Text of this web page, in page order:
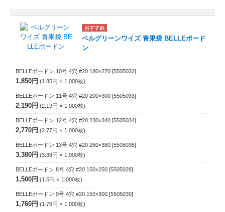
ベルグリーンワイズ 青果袋 BELLEボード
ン
BELLEボードン 10号 4穴 #20 180×270 [5505032]
1,850円 1.85円 1,000枚
BELLEボードン 11号 4穴 #20 200×300 [5505033]
2,190円 2.19円 1,000枚
BELLEボードン 12号 4穴 #20 230×340 [5505034]
2,770円 2.77円 1,000枚
BELLEボードン 13号 4穴 #20 260×380 [5505035]
3,380円 3.38円 1,000枚
BELLEボードン 8号 4穴 #20 150×250 [5505028]
1,500円 1.5円 1,000枚
BELLEボードン 9号 4穴 #20 150×300 [5505030]
1,760円 1.76円 1,000枚